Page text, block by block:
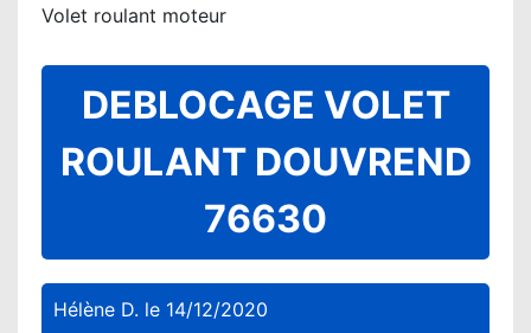
Volet roulant moteur
DEBLOCAGE VOLET
ROULANT DOUVREND
76630
Hélène D. le 14/12/2020